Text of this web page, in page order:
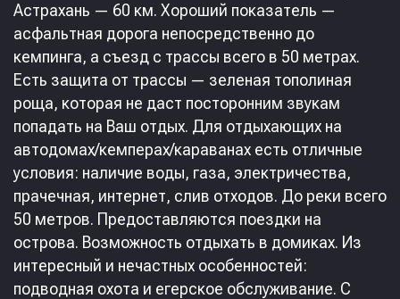
Астрахань — 60 км. Хороший показатель —
асфальтная дорога непосредственно до
кемпинга, а съезд с трассы всего в 50 метрах.
Есть защита от трассы — зеленая тополиная
роща, которая не даст посторонним звукам
попадать на Ваш отдых. Для отдыхающих на
автодомах/кемперах/караванах есть отличные
условия: наличие воды, газа, электричества,
прачечная, интернет, слив отходов. До реки всего
50 метров. Предоставляются поездки на
острова. Возможность отдыхать в домиках. Из
интересный и нечастных особенностей:
подводная охота и егерское обслуживание. С